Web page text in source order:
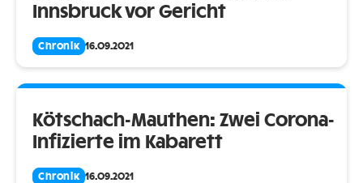
Innsbruck vor Gericht
Chronik 16.09.2021
Kötschach-Mauthen: Zwei Corona-
Infizierte im Kabarett
Chronik 16.09.2021